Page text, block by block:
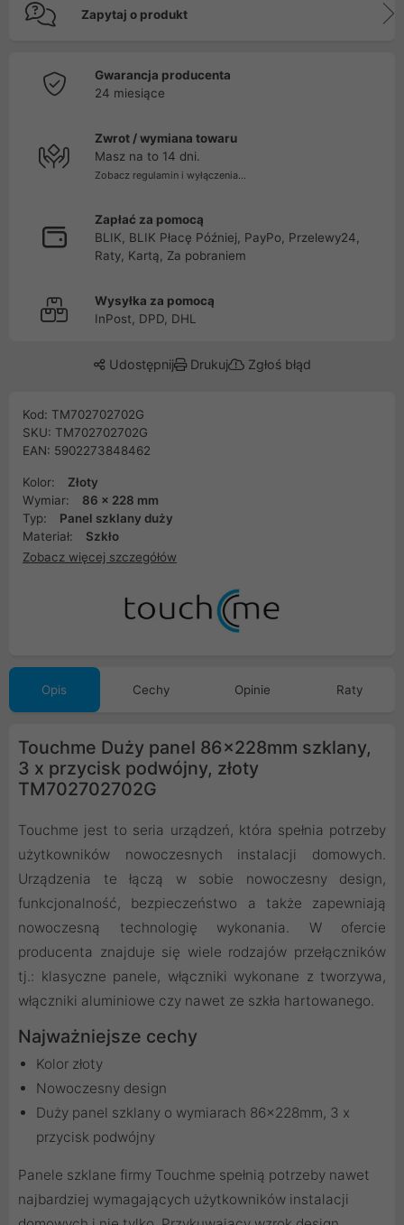
Zapytaj o produkt
Gwarancja producenta
24 miesiące
Zwrot / wymiana towaru
Masz na to 14 dni.
Zobacz regulamin i wyłączenia...
Zapłać za pomocą
BLIK, BLIK Płacę Później, PayPo, Przelewy24,
Raty, Kartą, Za pobraniem
Wysyłka za pomocą
InPost, DPD, DHL
Udostępnij Drukuj Zgłoś błąd
Kod: TM702702702G
SKU: TM702702702G
EAN: 5902273848462
Kolor:
Złoty
Wymiar:
86 x 228 mm
Typ:
Panel szklany duży
Materiał:
Szkło
Zobacz więcej szczegółów
Opis Cechy Opinie Raty
Touchme Duży panel 86x228mm szklany,
3 x przycisk podwójny, złoty
TM702702702G
Touchme jest to seria urządzeń, która spełnia potrzeby
użytkowników nowoczesnych instalacji domowych.
Urządzenia te łączą w sobie nowoczesny design,
funkcjonalność, bezpieczeństwo a także zapewniają
nowoczesną technologię wykonania. W ofercie
producenta znajduje się wiele rodzajów przełączników
tj.: klasyczne panele, włączniki wykonane z tworzywa,
włączniki aluminiowe czy nawet ze szkła hartowanego.
Najważniejsze cechy
Kolor złoty
Nowoczesny design
Duży panel szklany o wymiarach 86x228mm, 3 x
przycisk podwójny
Panele szklane firmy Touchme spełnią potrzeby nawet
najbardziej wymagających użytkowników instalacji